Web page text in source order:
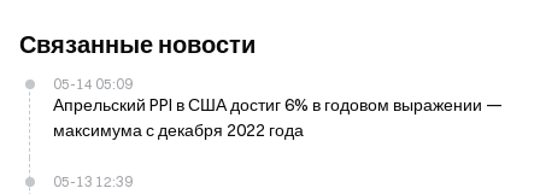
Связанные новости
05-14 05:09
Апрельский PPI в США достиг 6% в годовом выражении —
максимума с декабря 2022 года
05-13 12:39